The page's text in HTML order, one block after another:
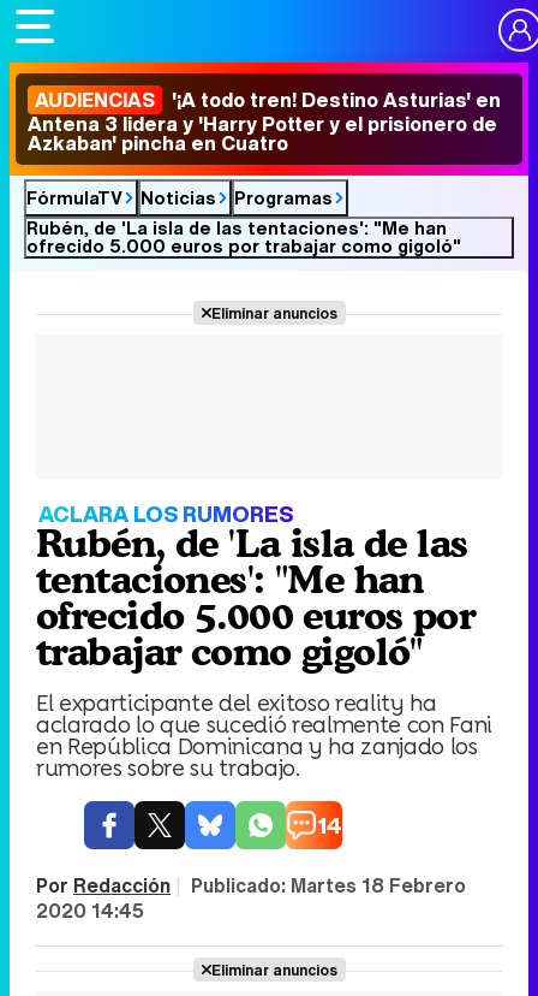
AUDIENCIAS '¡A todo tren! Destino Asturias' en
Antena 3 lidera y 'Harry Potter y el prisionero de
Azkaban' pincha en Cuatro
FórmulaTV Noticias
Programas
Rubén, de 'La isla de las tentaciones': "Me han
ofrecido 5.000 euros por trabajar como gigoló"
Eliminar anuncios
ACLARA LOS RUMORES
Rubén, de 'La isla de las
tentaciones': "Me han
ofrecido 5.000 euros por
trabajar como gigoló"
El exparticipante del exitoso reality ha
aclarado lo que sucedió realmente con Fani
en República Dominicana y ha zanjado los
rumores sobre su trabajo.
14
Por Redacción | Publicado: Martes 18 Febrero
2020 14:45
Eliminar anuncios